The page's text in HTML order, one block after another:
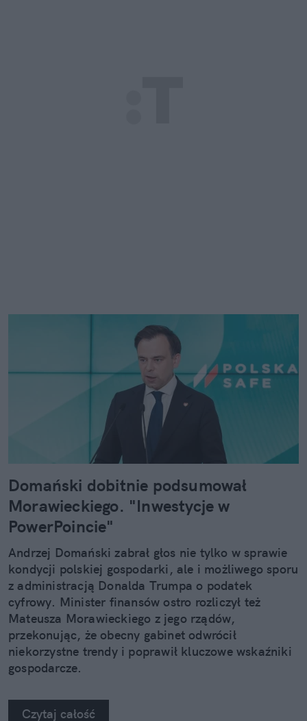
Domański dobitnie podsumował
Morawieckiego. "Inwestycje w
PowerPoincie"
Andrzej Domański zabrał głos nie tylko w sprawie
kondycji polskiej gospodarki, ale i możliwego sporu
z administracją Donalda Trumpa o podatek
cyfrowy. Minister finansów ostro rozliczył też
Mateusza Morawieckiego z jego rządów,
przekonując, że obecny gabinet odwrócił
niekorzystne trendy i poprawił kluczowe wskaźniki
gospodarcze.
Czytaj całość